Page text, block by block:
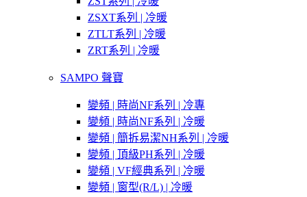
ZSXT系列 | 冷暖
ZTLT系列 | 冷暖
ZRT系列 | 冷暖
SAMPO 聲寶
變頻 | 時尚NF系列 | 冷專
變頻 | 時尚NF系列 | 冷暖
變頻 | 簡拆易潔NH系列 | 冷暖
變頻 | 頂級PH系列 | 冷暖
變頻 | VF經典系列 | 冷暖
變頻 | 窗型(R/L) | 冷暖